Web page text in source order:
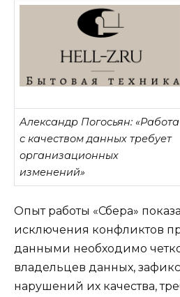
Александр Погосьян: «Работа
с качеством данных требует
организационных
изменений»
Опыт работы «Сбера»
исключения конфликтов
данными необходимо
владельцев данных,
нарушений их качества,